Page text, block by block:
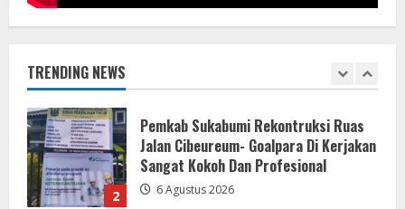
TRENDING NEWS
2
Pemkab Sukabumi Rekontruksi Ruas
Jalan Cibeureum- Goalpara Di Kerjakan
3
Mengabdi Tanpa Pamrih, Abah Emong
(81) Penjaga Pondok dan Marbot
Masjid YAMQU Diberangkatkan Umrah
6 Agustus 2026